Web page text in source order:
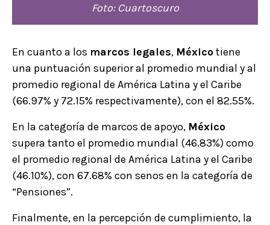
Foto: Cuartoscuro
En cuanto a los marcos legales, Méxicotiene
una puntuación superior al promedio mundial y al
promedio regional de América Latina y el Caribe
(66.97% y 72.15% respectivamente), con el 82.55%.
En la categoría de marcos de apoyo, México
supera tanto el promedio mundial (46.83%) como
el promedio regional de América Latina y el Caribe
(46.10%), con 67.68% con senos en la categoría de
“Pensiones”.
Finalmente, en la percepción de cumplimiento, la